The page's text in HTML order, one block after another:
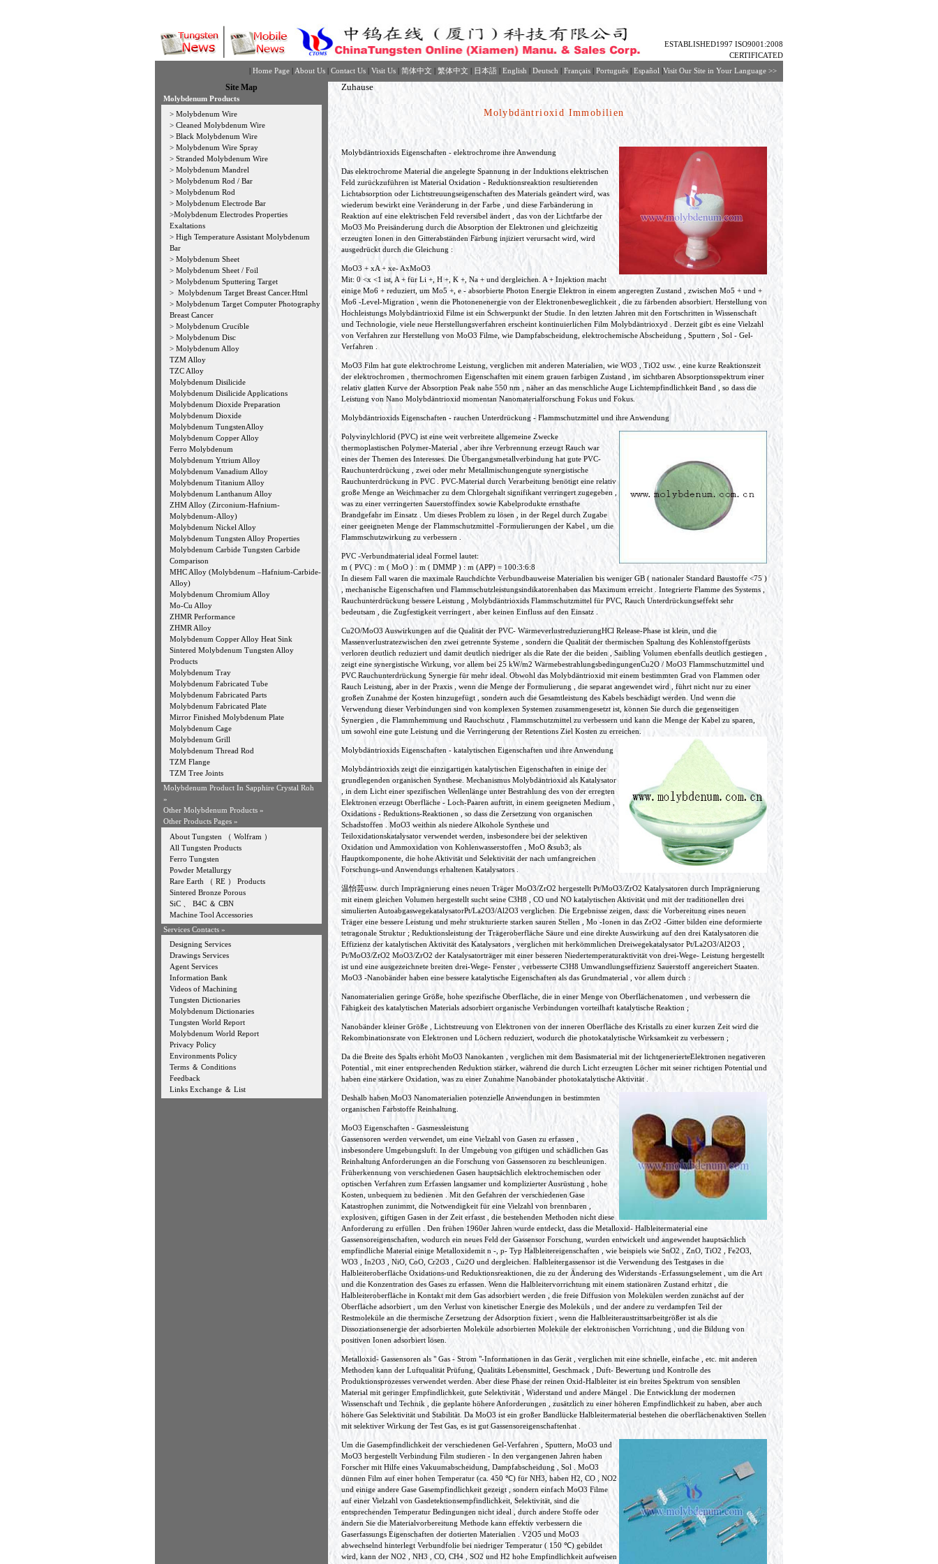
ESTABLISHED1997 ISO9001:2008
CERTIFICATED
| Home Page | About Us | Contact Us | Visit Us | 简体中文 | 繁体中文 | 日本語 | English | Deutsch | Français | Português | Español |Visit Our Site in Your Language >>
Site Map
Molybdenum Products
> Molybdenum Wire
> Cleaned Molybdenum Wire
> Black Molybdenum Wire
> Molybdenum Wire Spray
> Stranded Molybdenum Wire
> Molybdenum Mandrel
> Molybdenum Rod / Bar
> Molybdenum Rod
> Molybdenum Electrode Bar
>Molybdenum Electrodes Properties
Exaltations
> High Temperature Assistant Molybdenum
Bar
> Molybdenum Sheet
> Molybdenum Sheet / Foil
> Molybdenum Sputtering Target
> Molybdenum Target Breast Cancer.Html
> Molybdenum Target Computer Photography
Breast Cancer
> Molybdenum Crucible
> Molybdenum Disc
> Molybdenum Alloy
TZM Alloy
TZC Alloy
Molybdenum Disilicide
Molybdenum Disilicide Applications
Molybdenum Dioxide Preparation
Molybdenum Dioxide
Molybdenum TungstenAlloy
Molybdenum Copper Alloy
Ferro Molybdenum
Molybdenum Yttrium Alloy
Molybdenum Vanadium Alloy
Molybdenum Titanium Alloy
Molybdenum Lanthanum Alloy
ZHM Alloy (Zirconium-Hafnium-
Molybdenum-Alloy)
Molybdenum Nickel Alloy
Molybdenum Tungsten Alloy Properties
Molybdenum Carbide Tungsten Carbide
Comparison
MHC Alloy (Molybdenum –Hafnium-Carbide-
Alloy)
Molybdenum Chromium Alloy
Mo-Cu Alloy
ZHMR Performance
ZHMR Alloy
Molybdenum Copper Alloy Heat Sink
Sintered Molybdenum Tungsten Alloy
Products
Molybdenum Tray
Molybdenum Fabricated Tube
Molybdenum Fabricated Parts
Molybdenum Fabricated Plate
Mirror Finished Molybdenum Plate
Molybdenum Cage
Molybdenum Grill
Molybdenum Thread Rod
TZM Flange
TZM Tree Joints
Molybdenum Product In Sapphire Crystal Roh
»
Other Molybdenum Products »
Other Products Pages »
About Tungsten （ Wolfram ）
All Tungsten Products
Ferro Tungsten
Powder Metallurgy
Rare Earth （ RE ） Products
Sintered Bronze Porous
SiC 、 B4C ＆ CBN
Machine Tool Accessories
Services Contacts »
Designing Services
Drawings Services
Agent Services
Information Bank
Videos of Machining
Tungsten Dictionaries
Molybdenum Dictionaries
Tungsten World Report
Molybdenum World Report
Privacy Policy
Environments Policy
Terms ＆ Conditions
Feedback
Links Exchange ＆ List
Zuhause
Molybdäntrioxid Immobilien
Molybdäntrioxids Eigenschaften - elektrochrome ihre Anwendung
Das elektrochrome Material die angelegte Spannung in der Induktions elektrischen
Feld zurückzuführen ist Material Oxidation - Reduktionsreaktion resultierenden
Lichtabsorption oder Lichtstreuungseigenschaften des Materials geändert wird, was
wiederum bewirkt eine Veränderung in der Farbe , und diese Farbänderung in
Reaktion auf eine elektrischen Feld reversibel ändert , das von der Lichtfarbe der
MoO3 Mo Preisänderung durch die Absorption der Elektronen und gleichzeitig
erzeugten Ionen in den Gitterabständen Färbung injiziert verursacht wird, wird
ausgedrückt durch die Gleichung :
MoO3 + xA + xe- AxMoO3
Mit: 0 <x <1 ist, A + für Li +, H +, K +, Na + und dergleichen. A + Injektion macht
einige Mo6 + reduziert, um Mo5 +, e - absorbierte Photon Energie Elektron in einem angeregten Zustand , zwischen Mo5 + und +
Mo6 -Level-Migration , wenn die Photonenenergie von der Elektronenbeweglichkeit , die zu färbenden absorbiert. Herstellung von
Hochleistungs Molybdäntrioxid Filme ist ein Schwerpunkt der Studie. In den letzten Jahren mit den Fortschritten in Wissenschaft
und Technologie, viele neue Herstellungsverfahren erscheint kontinuierlichen Film Molybdäntrioxyd . Derzeit gibt es eine Vielzahl
von Verfahren zur Herstellung von MoO3 Filme, wie Dampfabscheidung, elektrochemische Abscheidung , Sputtern , Sol - Gel-
Verfahren .
MoO3 Film hat gute elektrochrome Leistung, verglichen mit anderen Materialien, wie WO3 , TiO2 usw. , eine kurze Reaktionszeit
der elektrochromen , thermochromen Eigenschaften mit einem grauen farbigen Zustand , im sichtbaren Absorptionsspektrum einer
relativ glatten Kurve der Absorption Peak nahe 550 nm , näher an das menschliche Auge Lichtempfindlichkeit Band , so dass die
Leistung von Nano Molybdäntrioxid momentan Nanomaterialforschung Fokus und Fokus.
Molybdäntrioxids Eigenschaften - rauchen Unterdrückung - Flammschutzmittel und ihre Anwendung
Polyvinylchlorid (PVC) ist eine weit verbreitete allgemeine Zwecke
thermoplastischen Polymer-Material , aber ihre Verbrennung erzeugt Rauch war
eines der Themen des Interesses. Die Übergangsmetallverbindung hat gute PVC-
Rauchunterdrückung , zwei oder mehr Metallmischungengute synergistische
Rauchunterdrückung in PVC . PVC-Material durch Verarbeitung benötigt eine relativ
große Menge an Weichmacher zu dem Chlorgehalt signifikant verringert zugegeben ,
was zu einer verringerten Sauerstoffindex sowie Kabelprodukte ernsthafte
Brandgefahr im Einsatz . Um dieses Problem zu lösen , in der Regel durch Zugabe
einer geeigneten Menge der Flammschutzmittel -Formulierungen der Kabel , um die
Flammschutzwirkung zu verbessern .
PVC -Verbundmaterial ideal Formel lautet:
m ( PVC) : m ( MoO ) : m ( DMMP ) : m (APP) = 100:3:6:8
In diesem Fall waren die maximale Rauchdichte Verbundbauweise Materialien bis weniger GB ( nationaler Standard Baustoffe <75 )
, mechanische Eigenschaften und Flammschutzleistungsindikatorenhaben das Maximum erreicht . Integrierte Flamme des Systems ,
Rauchunterdrückung bessere Leistung , Molybdäntrioxids Flammschutzmittel für PVC, Rauch Unterdrückungseffekt sehr
bedeutsam , die Zugfestigkeit verringert , aber keinen Einfluss auf den Einsatz .
Cu2O/MoO3 Auswirkungen auf die Qualität der PVC- WärmeverlustreduzierungHCl Release-Phase ist klein, und die
Massenverlustratezwischen den zwei getrennte Systeme , sondern die Qualität der thermischen Spaltung des Kohlenstoffgerüsts
verloren deutlich reduziert und damit deutlich niedriger als die Rate der die beiden , Saibling Volumen ebenfalls deutlich gestiegen ,
zeigt eine synergistische Wirkung, vor allem bei 25 kW/m2 WärmebestrahlungsbedingungenCu2O / MoO3 Flammschutzmittel und
PVC Rauchunterdrückung Synergie für mehr ideal. Obwohl das Molybdäntrioxid mit einem bestimmten Grad von Flammen oder
Rauch Leistung, aber in der Praxis , wenn die Menge der Formulierung , die separat angewendet wird , führt nicht nur zu einer
großen Zunahme der Kosten hinzugefügt , sondern auch die Gesamtleistung des Kabels beschädigt werden. Und wenn die
Verwendung dieser Verbindungen sind von komplexen Systemen zusammengesetzt ist, können Sie durch die gegenseitigen
Synergien , die Flammhemmung und Rauchschutz , Flammschutzmittel zu verbessern und kann die Menge der Kabel zu sparen,
um sowohl eine gute Leistung und die Verringerung der Retentions Ziel Kosten zu erreichen.
Molybdäntrioxids Eigenschaften - katalytischen Eigenschaften und ihre Anwendung
Molybdäntrioxids zeigt die einzigartigen katalytischen Eigenschaften in einige der
grundlegenden organischen Synthese. Mechanismus Molybdäntrioxid als Katalysator
, in dem Licht einer spezifischen Wellenlänge unter Bestrahlung des von der erregten
Elektronen erzeugt Oberfläche - Loch-Paaren auftritt, in einem geeigneten Medium ,
Oxidations - Reduktions-Reaktionen , so dass die Zersetzung von organischen
Schadstoffen . MoO3 weithin als niedere Alkohole Synthese und
Teiloxidationskatalysator verwendet werden, insbesondere bei der selektiven
Oxidation und Ammoxidation von Kohlenwasserstoffen , MoO &sub3; als
Hauptkomponente, die hohe Aktivität und Selektivität der nach umfangreichen
Forschungs-und Anwendungs ​​erhaltenen Katalysators .
温怡芸usw. durch Imprägnierung eines neuen Träger MoO3/ZrO2 hergestellt Pt/MoO3/ZrO2 Katalysatoren durch Imprägnierung
mit einem gleichen Volumen hergestellt sucht seine C3H8 , CO und NO katalytischen Aktivität und mit der traditionellen drei
simulierten AutoabgaswegekatalysatorPt/La2O3/Al2O3 verglichen. Die Ergebnisse zeigen, dass: die Vorbereitung eines neuen
Träger eine bessere Leistung und mehr strukturierte starken sauren Stellen , Mo -Ionen in das ZrO2 -Gitter bilden eine deformierte
tetragonale Struktur ; Reduktionsleistung der Trägeroberfläche Säure und eine direkte Auswirkung auf den drei Katalysatoren die
Effizienz der katalytischen Aktivität des Katalysators , verglichen mit herkömmlichen Dreiwegekatalysator Pt/La2O3/Al2O3 ,
Pt/MoO3/ZrO2 MoO3/ZrO2 der Katalysatorträger mit einer besseren Niedertemperaturaktivität von drei-Wege- Leistung hergestellt
ist und eine ausgezeichnete breiten drei-Wege- Fenster , verbesserte C3H8 Umwandlungseffizienz Sauerstoff angereichert Staaten.
MoO3 -Nanobänder haben eine bessere katalytische Eigenschaften als das Grundmaterial , vor allem durch :
Nanomaterialien geringe Größe, hohe spezifische Oberfläche, die in einer Menge von Oberflächenatomen , und verbessern die
Fähigkeit des katalytischen Materials adsorbiert organische Verbindungen vorteilhaft katalytische Reaktion ;
Nanobänder kleiner Größe , Lichtstreuung von Elektronen von der inneren Oberfläche des Kristalls zu einer kurzen Zeit wird die
Rekombinationsrate von Elektronen und Löchern reduziert, wodurch die photokatalytische Wirksamkeit zu verbessern ;
Da die Breite des Spalts erhöht MoO3 Nanokanten , verglichen mit dem Basismaterial mit der lichtgenerierteElektronen negativeren
Potential , mit einer entsprechenden Reduktion stärker, während die durch Licht erzeugten Löcher mit seiner richtigen Potential und
haben eine stärkere Oxidation, was zu einer Zunahme Nanobänder photokatalytische Aktivität .
Deshalb haben MoO3 Nanomaterialien potenzielle Anwendungen in bestimmten
organischen Farbstoffe Reinhaltung.
MoO3 Eigenschaften - Gasmessleistung
Gassensoren werden verwendet, um eine Vielzahl von Gasen zu erfassen ,
insbesondere Umgebungsluft. In der Umgebung von giftigen und schädlichen Gas
Reinhaltung Anforderungen an die Forschung von Gassensoren zu beschleunigen.
Früherkennung von verschiedenen Gasen hauptsächlich elektrochemischen oder
optischen Verfahren zum Erfassen langsamer und komplizierter Ausrüstung , hohe
Kosten, unbequem zu bedienen . Mit den Gefahren der verschiedenen Gase
Katastrophen zunimmt, die Notwendigkeit für eine Vielzahl von brennbaren ,
explosiven, giftigen Gasen in der Zeit erfasst , die bestehenden Methoden nicht diese
Anforderung zu erfüllen . Den frühen 1960er Jahren wurde entdeckt, dass die Metalloxid- Halbleitermaterial eine
Gassensoreigenschaften, wodurch ein neues Feld der Gassensor Forschung, wurden entwickelt und angewendet hauptsächlich
empfindliche Material einige Metalloxidemit n -, p- Typ Halbleitereigenschaften , wie beispiels wie SnO2 , ZnO, TiO2 , Fe2O3,
WO3 , In2O3 , NiO, CoO, Cr2O3 , Cu2O und dergleichen. Halbleitergassensor ist die Verwendung des Testgases in die
Halbleiteroberfläche Oxidations-und Reduktionsreaktionen, die zu der Änderung des Widerstands -Erfassungselement , um die Art
und die Konzentration des Gases zu erfassen. Wenn die Halbleitervorrichtung mit einem stationären Zustand erhitzt , die
Halbleiteroberfläche in Kontakt mit dem Gas adsorbiert werden , die freie Diffusion von Molekülen werden zunächst auf der
Oberfläche adsorbiert , um den Verlust von kinetischer Energie des Moleküls , und der andere zu verdampfen Teil der
Restmoleküle an die thermische Zersetzung der Adsorption fixiert , wenn die Halbleiteraustrittsarbeitgrößer ist als die
Dissoziationsenergie der adsorbierten Moleküle adsorbierten Moleküle der elektronischen Vorrichtung , und die Bildung von
positiven Ionen adsorbiert lösen.
Metalloxid- Gassensoren als " Gas - Strom "-Informationen in das Gerät , verglichen mit eine schnelle, einfache , etc. mit anderen
Methoden kann der Luftqualität Prüfung, Qualitäts Lebensmittel, Geschmack , Duft- Bewertung und Kontrolle des
Produktionsprozesses verwendet werden. Aber diese Phase der reinen Oxid-Halbleiter ist ein breites Spektrum von sensiblen
Material mit geringer Empfindlichkeit, gute Selektivität , Widerstand und andere Mängel . Die Entwicklung der modernen
Wissenschaft und Technik , die geplante höhere Anforderungen , zusätzlich zu einer höheren Empfindlichkeit zu haben, aber auch
höhere Gas Selektivität und Stabilität. Da MoO3 ist ein großer Bandlücke Halbleitermaterial bestehen die oberflächenaktiven Stellen
mit selektiver Wirkung der Test Gas, es ist gut Gassensoreigenschaftenhat .
Um die Gasempfindlichkeit der verschiedenen Gel-Verfahren , Sputtern, MoO3 und
MoO3 hergestellt Verbindung Film studieren - In den vergangenen Jahren haben
Forscher mit Hilfe eines Vakuumabscheidung, Dampfabscheidung , Sol . MoO3
dünnen Film auf einer hohen Temperatur (ca. 450 ℃) für NH3, haben H2, CO , NO2
und einige andere Gase Gasempfindlichkeit gezeigt , sondern einfach MoO3 Filme
auf einer Vielzahl von Gasdetektionsempfindlichkeit, Selektivität, sind die
entsprechenden Temperatur Bedingungen nicht ideal , durch andere Stoffe oder
ändern Sie die Materialvorbereitung Methode kann effektiv verbessern die
Gaserfassungs Eigenschaften der dotierten Materialien . V2O5 und MoO3
abwechselnd hinterlegt Verbundfolie bei niedriger Temperatur ( 150 ℃) gebildet
wird, kann der NO2 , NH3 , CO, CH4 , SO2 und H2 hohe Empfindlichkeit aufweisen